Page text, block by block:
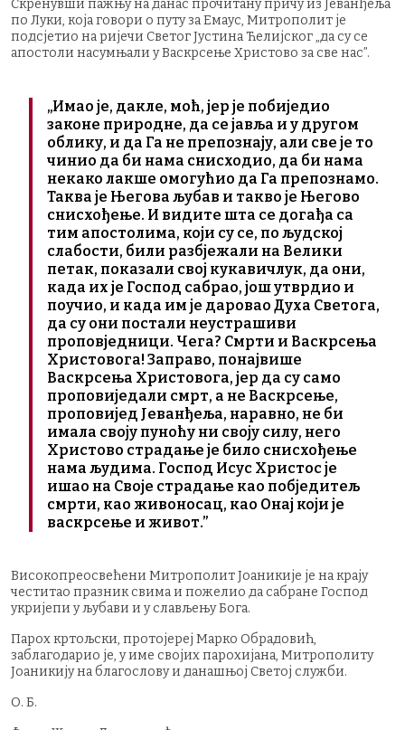
Скренувши пажњу на данас прочитану причу из Јеванђеља
по Луки, која говори о путу за Емаус, Митрополит је
подсјетио на ријечи Светог Јустина Ћелијског „да су се
апостоли насумњали у Васкрсење Христово за све нас”.
„Имао је, дакле, моћ, јер је побиједио
законе природне, да се јавља и у другом
облику, и да Га не препознају, али све је то
чинио да би нама снисходио, да би нама
некако лакше омогућио да Га препознамо.
Таква је Његова љубав и такво је Његово
снисхођење. И видите шта се догађа са
тим апостолима, који су се, по људској
слабости, били разбјежали на Велики
петак, показали свој кукавичлук, да они,
када их је Господ сабрао, још утврдио и
поучио, и када им је даровао Духа Светога,
да су они постали неустрашиви
проповједници. Чега? Смрти и Васкрсења
Христовога! Заправо, понајвише
Васкрсења Христовога, јер да су само
проповиједали смрт, а не Васкрсење,
проповијед Јеванђеља, наравно, не би
имала своју пуноћу ни своју силу, него
Христово страдање је било снисхођење
нама људима. Господ Исус Христос је
ишао на Своје страдање као побједитељ
смрти, као живоносац, као Онај који је
васкрсење и живот.”
Високопреосвећени Митрополит Јоаникије је на крају
честитао празник свима и пожелио да сабране Господ
укријепи у љубави и у слављењу Бога.
Парох кртољски, протојереј Марко Обрадовић,
заблагодарио је, у име својих парохијана, Митрополиту
Јоаникију на благослову и данашњој Светој служби.
О. Б.